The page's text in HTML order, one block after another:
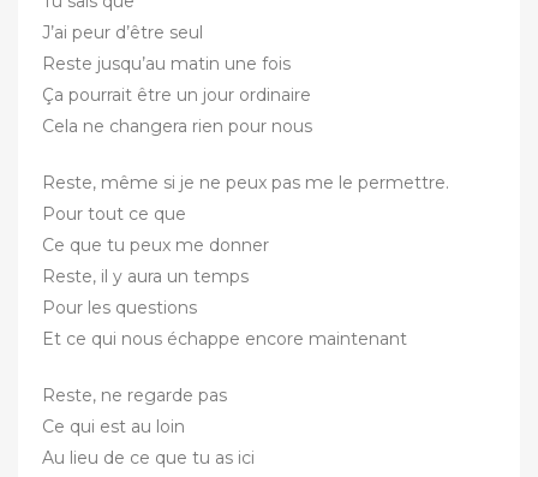
J’ai peur d’être seul
Reste jusqu’au matin une fois
Ça pourrait être un jour ordinaire
Cela ne changera rien pour nous
Reste, même si je ne peux pas me le permettre.
Pour tout ce que
Ce que tu peux me donner
Reste, il y aura un temps
Pour les questions
Et ce qui nous échappe encore maintenant
Reste, ne regarde pas
Ce qui est au loin
Au lieu de ce que tu as ici